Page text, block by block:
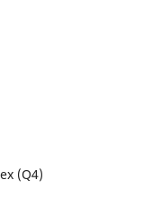
(Q4)